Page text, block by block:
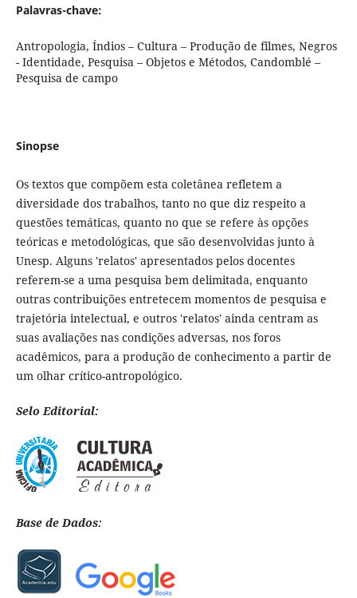
Palavras-chave:
Antropologia, Índios – Cultura – Produção de filmes, Negros
- Identidade, Pesquisa – Objetos e Métodos, Candomblé –
Pesquisa de campo
Sinopse
Os textos que compõem esta coletânea refletem a
diversidade dos trabalhos, tanto no que diz respeito a
questões temáticas, quanto no que se refere às opções
teóricas e metodológicas, que são desenvolvidas junto à
Unesp. Alguns 'relatos' apresentados pelos docentes
referem-se a uma pesquisa bem delimitada, enquanto
outras contribuições entretecem momentos de pesquisa e
trajetória intelectual, e outros 'relatos' ainda centram as
suas avaliações nas condições adversas, nos foros
acadêmicos, para a produção de conhecimento a partir de
um olhar crítico-antropológico.
Selo Editorial:
Base de Dados: